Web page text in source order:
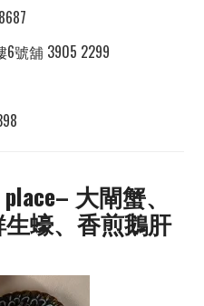
6號舖 3905 2299
– 大閘蟹、
蠔、香煎鵝肝